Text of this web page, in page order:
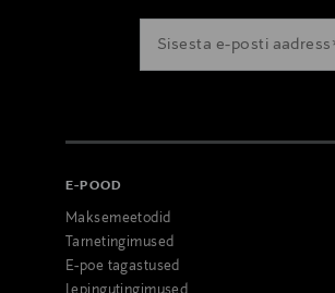
E-POOD
Maksemeetodid
Tarnetingimused
E-poe tagastused